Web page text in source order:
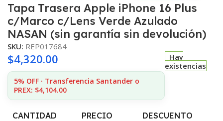
Tapa Trasera Apple iPhone 16 Plus
c/Marco c/Lens Verde Azulado
NASAN (sin garantía sin devolución)
SKU: REP017684
$4,320.00
5% OFF · Transferencia Santander o
PREX: $4,104.00
Hay
existencias
CANTIDAD PRECIO DESCUENTO